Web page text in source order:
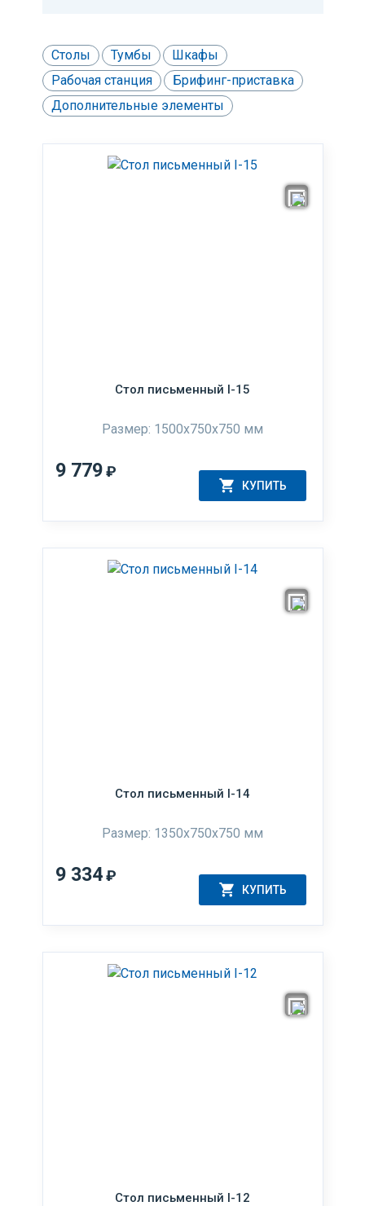
Столы Тумбы
Шкафы
Рабочая станция
Брифинг-приставка
Дополнительные элементы
Стол письменный I-15
Размер: 1500x750x750 мм
9 779₽
КУПИТЬ
Стол письменный I-14
Размер: 1350x750x750 мм
9 334₽
КУПИТЬ
Стол письменный I-12